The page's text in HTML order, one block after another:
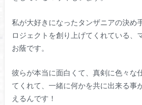
私が大好きになったタンザニアの決め
ロジェクトを創り上げてくれている、
お蔭です。
彼らが本当に面白くて、真剣に色々な
てくれて、一緒に何かを共に出来る事
えるんです！